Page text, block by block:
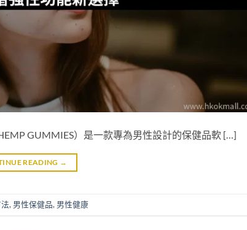
GUMMIES）是一款專為男性設計的保健品軟 […]
READING →
, 男性保健品, 男性健康